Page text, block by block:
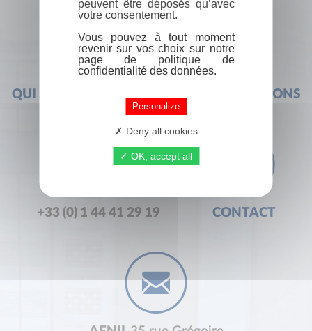
QUI SOMMES-NOUS ? FOIRE AUX QUESTIONS
+33 (0) 1 44 41 29 19 CONTACT
peuvent être déposés qu’avec
votre consentement.
Vous pouvez à tout moment
revenir sur vos choix sur notre
page de politique de
confidentialité des données.
Personalize
Deny all cookies
OK, accept all